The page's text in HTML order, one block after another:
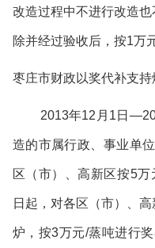
改造过程中不进行改造
除并经过验收后，按1万
枣庄市财政以奖代补支持
2013年12 月 1 日
造的市属行政、事业单
区（市）、高新区按5万
日起，对各区（市）、
炉，按3万元/蒸吨进行奖